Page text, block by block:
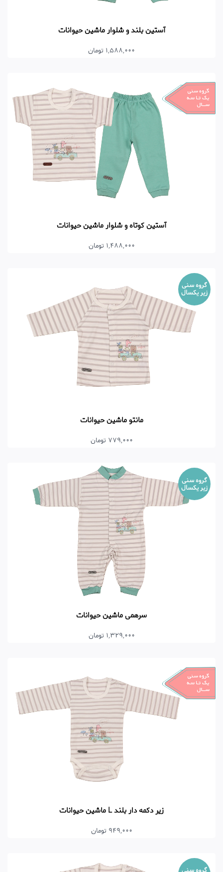
آستین بلند و شلوار ماشین حیوانات
1,588,000 تومان
آستین کوتاه و شلوار ماشین حیوانات
1,488,000 تومان
گروه سنی
زیر یکسال
مانتو ماشین حیوانات
779,000 تومان
گروه سنی
زیر یکسال
سرهمی ماشین حیوانات
1,329,000 تومان
زیر دکمه دار بلند L ماشین حیوانات
949,000 تومان